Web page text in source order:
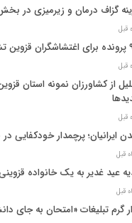
گزاف درمان و زیرمیزی در
است
از کشاورزان نمونه استان
ایرانیان؛ پرچمدار خودکفایی
عید غدیر به یک خانواده
گرم تبلیغات «امتحان به جای